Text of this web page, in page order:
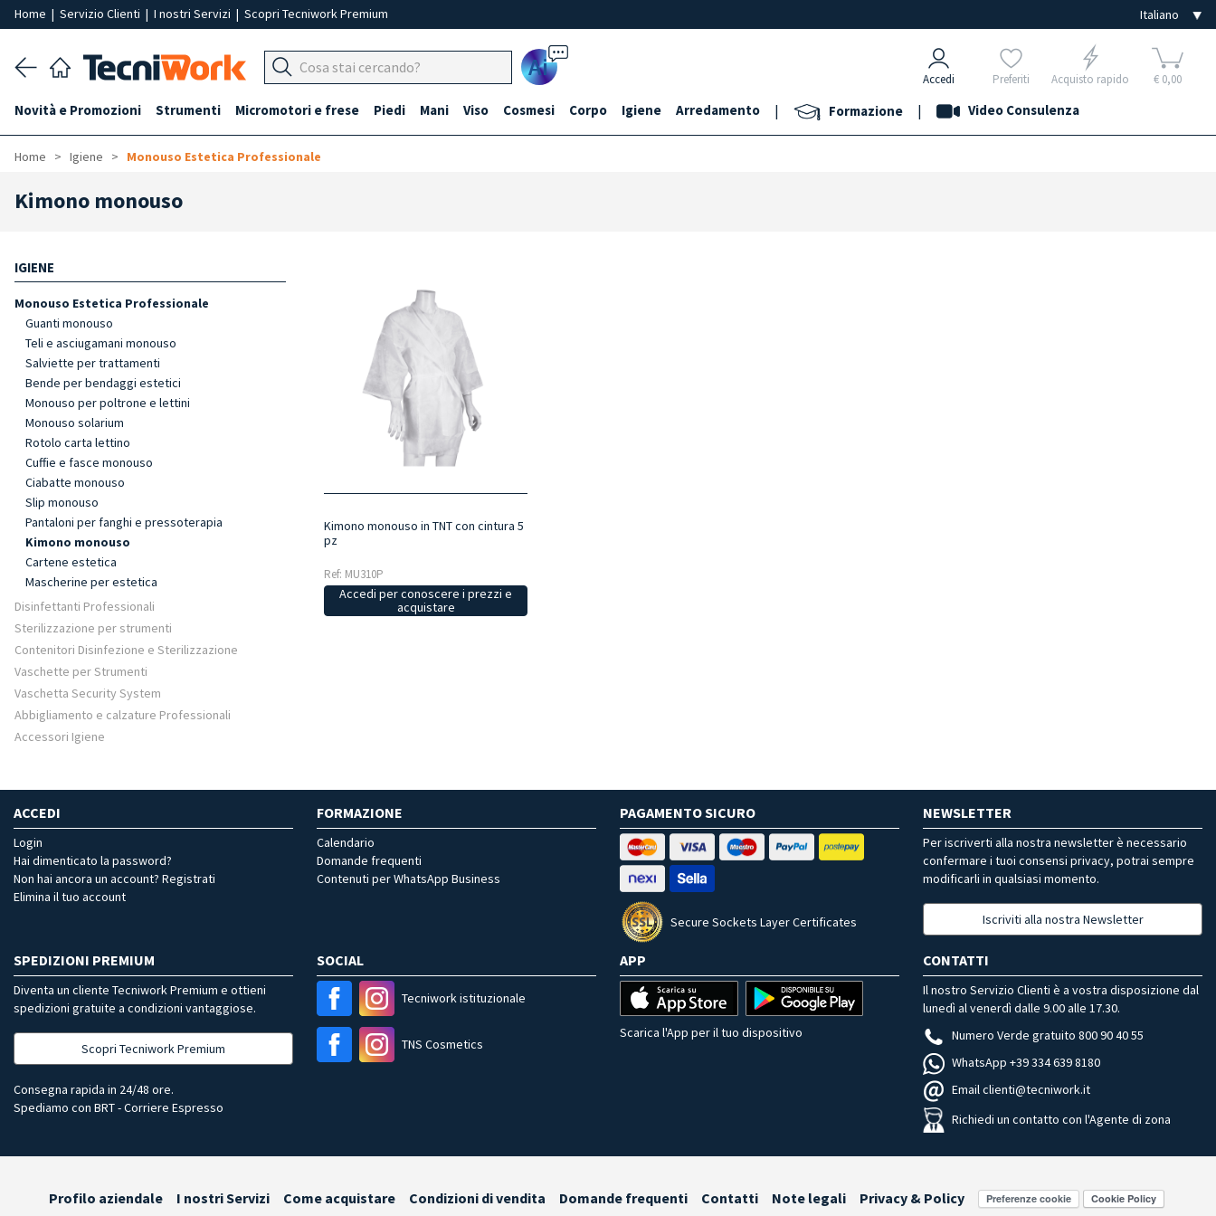
Home | Servizio Clienti | I nostri Servizi | Scopri Tecniwork Premium
Ai Accedi Preferiti Acquisto rapido € 0,00
Novità e Promozioni Strumenti Micromotori e frese Piedi Mani Viso Cosmesi Corpo Igiene Arredamento | Formazione | Video Consulenza
Home Igiene Monouso Estetica Professionale
Kimono monouso
IGIENE
Monouso Estetica Professionale
Guanti monouso
Teli e asciugamani monouso
Salviette per trattamenti
Bende per bendaggi estetici
Monouso per poltrone e lettini
Monouso solarium
Rotolo carta lettino
Cuffie e fasce monouso
Ciabatte monouso
Slip monouso
Pantaloni per fanghi e pressoterapia
Kimono monouso
Cartene estetica
Mascherine per estetica
Disinfettanti Professionali
Sterilizzazione per strumenti
Contenitori Disinfezione e Sterilizzazione
Vaschette per Strumenti
Vaschetta Security System
Abbigliamento e calzature Professionali
Accessori Igiene
Kimono monouso in TNT con cintura 5
pz
Ref: MU310P
Accedi per conoscere i prezzi e
acquistare
ACCEDI
Login
Hai dimenticato la password?
Non hai ancora un account? Registrati
Elimina il tuo account
FORMAZIONE
Calendario
Domande frequenti
Contenuti per WhatsApp Business
PAGAMENTO SICURO
Secure Sockets Layer Certificates
NEWSLETTER
Per iscriverti alla nostra newsletter è necessario
confermare i tuoi consensi privacy, potrai sempre
modificarli in qualsiasi momento.
Iscriviti alla nostra Newsletter
SPEDIZIONI PREMIUM
Diventa un cliente Tecniwork Premium e ottieni
spedizioni gratuite a condizioni vantaggiose.
Scopri Tecniwork Premium
Consegna rapida in 24/48 ore.
Spediamo con BRT - Corriere Espresso
SOCIAL
Tecniwork istituzionale
TNS Cosmetics
APP
Scarica l'App per il tuo dispositivo
CONTATTI
Il nostro Servizio Clienti è a vostra disposizione dal
lunedì al venerdì dalle 9.00 alle 17.30.
Numero Verde gratuito 800 90 40 55
WhatsApp +39 334 639 8180
Email clienti@tecniwork.it
Richiedi un contatto con l'Agente di zona
Profilo aziendale I nostri Servizi Come acquistare Condizioni di vendita Domande frequenti Contatti Note legali Privacy & Policy Preferenze cookie